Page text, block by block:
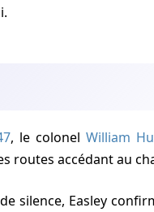
, le colonelWilliam
routes accédant au
de silence, Easley